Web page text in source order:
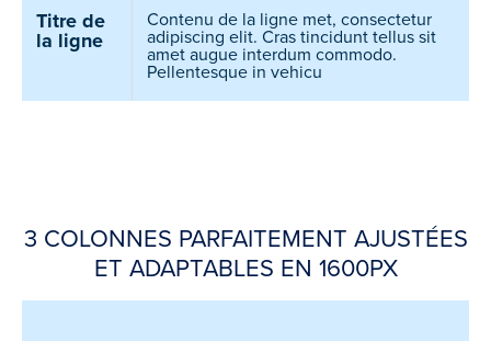
Titre de
la ligne
Contenu de la ligne met, consectetur
adipiscing elit. Cras tincidunt tellus sit
amet augue interdum commodo.
Pellentesque in vehicu
3 COLONNES PARFAITEMENT AJUSTÉES
ET ADAPTABLES EN 1600PX